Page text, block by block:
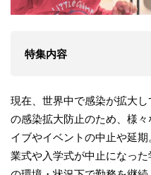
特集内容
現在、世界中で感染が拡大
の感染拡大防止のため、様
イブやイベントの中止や延
業式や入学式が中止になっ